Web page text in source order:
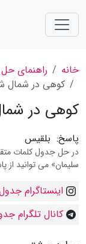
خانه راهنمای
کوهی در شمال
کوهی در
پاسخ: بلقیس
در حل جدول کلمات
سلیمان» می توانید از
اینستاگرام
کانال تلگرام